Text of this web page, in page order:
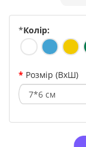
*Колір:
Розмір (ВхШ)